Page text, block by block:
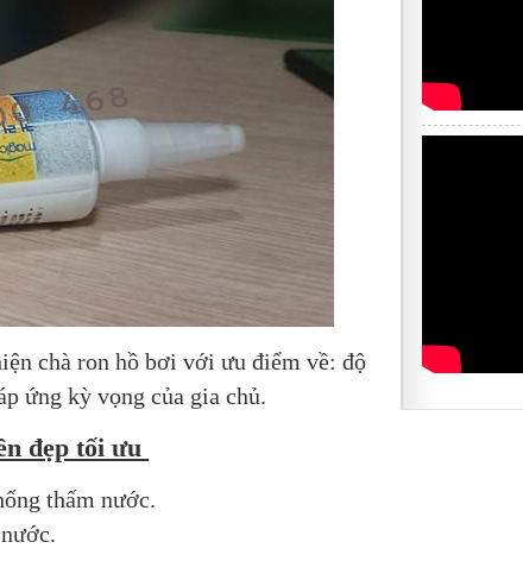
chà ron hồ bơi với ưu điểm về: độ
ứng kỳ vọng của gia chủ.
đẹp tối ưu
thấm nước.